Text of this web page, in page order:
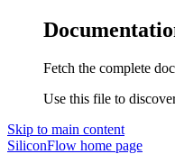
Fetch the complete
Use this file to
Skip to main content
SiliconFlow home page